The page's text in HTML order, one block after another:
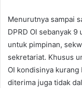
Menurutnya sampai
DPRD OI sebanyak
untuk pimpinan,
sekretariat. Khusus
OI kondisinya
diterima juga tidak